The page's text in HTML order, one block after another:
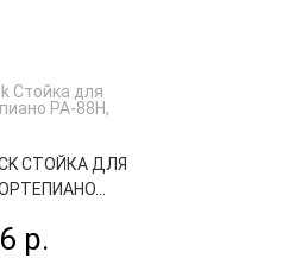
СТОЙКА ДЛЯ
р.